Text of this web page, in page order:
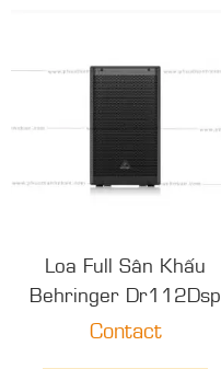
Loa Full Sân Khấu
Behringer Dr112Dsp
Contact